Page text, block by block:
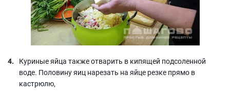
Куриные яйца также отварить в кипящей подсоленной
воде. Половину яиц нарезать на яйце резке прямо в
кастрюлю,